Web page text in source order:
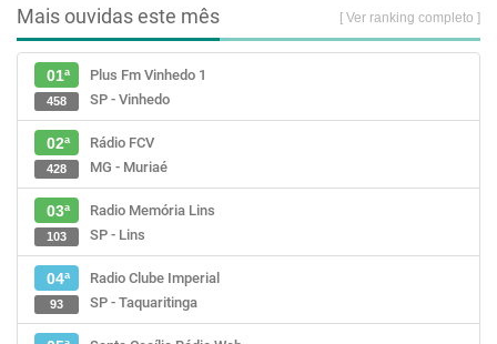
Mais ouvidas este mês [ Ver ranking completo ]
01ª
Plus Fm Vinhedo 1
SP - Vinhedo
458
02ª
Rádio FCV
MG - Muriaé
428
03ª
Radio Memória Lins
SP - Lins
103
04ª
Radio Clube Imperial
SP - Taquaritinga
93